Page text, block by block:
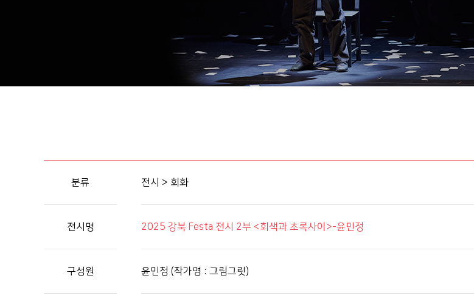
분류 전시 > 회화
전시명 2025 강북 Festa 전시 2부 <회색과 초록사이>-윤민정
구성원 윤민정 (작가명 : 그림그릿)